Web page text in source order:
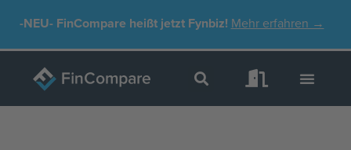
-NEU-FinCompare heißt jetzt Fynbiz! Mehr erfahren →